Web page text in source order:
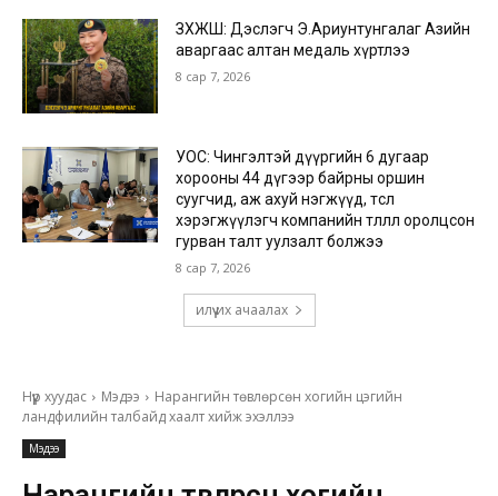
ЗХЖШ: Дэслэгч Э.Ариунтунгалаг Азийн
аваргаас алтан медаль хүртлээ
8 сар 7, 2026
УОС: Чингэлтэй дүүргийн 6 дугаар
хорооны 44 дүгээр байрны оршин
суугчид, аж ахуй нэгжүүд, төсөл
хэрэгжүүлэгч компанийн төлөөлөл оролцсон
гурван талт уулзалт болжээ
8 сар 7, 2026
илүү их ачаалах